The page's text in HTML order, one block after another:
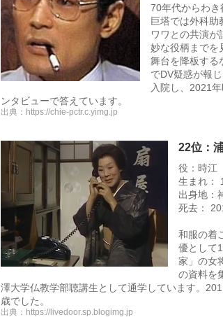
70年代からわ
巨塔では外科助
ワワとの共演が
妙な役柄までを
舞台を降板する
でDV疑惑が報
入院し、2021
ンタビューで答えています。
出典： https://chie-pctr.c.yimg.jp
22位：
役：時江
生まれ：
出身地：
死去：
和服の着
優として
家」の女
の資料を
澤大学仏教学部聴講生として通学しています。
歳でした。
出典： https://livedoor.sp.blogimg.jp